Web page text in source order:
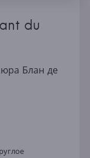
du
Блан де